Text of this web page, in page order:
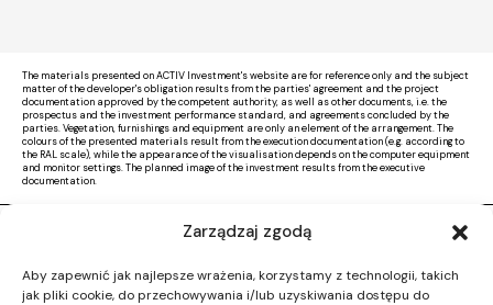
Zarządzaj zgodą
Aby zapewnić jak najlepsze wrażenia, korzystamy z technologii, takich
jak pliki cookie, do przechowywania i/lub uzyskiwania dostępu do
The materials presented on ACTIV Investment's website are for reference only and the subject
matter of the developer's obligation results from the parties' agreement and the project
documentation approved by the competent authority, as well as other documents, i.e. the
prospectus and the investment performance standard, and agreements concluded by the
parties. Vegetation, furnishings and equipment are only an element of the arrangement. The
colours of the presented materials result from the execution documentation (e.g. according to
the RAL scale), while the appearance of the visualisation depends on the computer equipment
and monitor settings. The planned image of the investment results from the executive
documentation.
Activ Investment|Polityka prywatności
Design by CTL MEDIA | Strona www: Proformat